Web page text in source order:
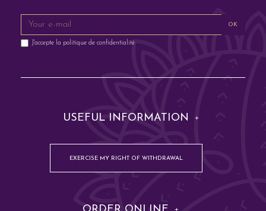
OK
J'accepte la politique de confidentialité
USEFUL INFORMATION
EXERCISE MY RIGHT OF WITHDRAWAL